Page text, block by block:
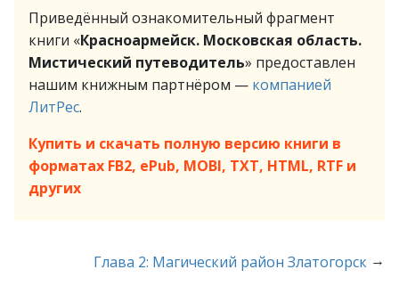
Приведённый ознакомительный фрагмент
книги «Красноармейск. Московская область.
Мистический путеводитель» предоставлен
нашим книжным партнёром — компанией
ЛитРес.
Купить и скачать полную версию книги в
форматах FB2, ePub, MOBI, TXT, HTML, RTF и
других
Глава 2: Магический район Златогорск →